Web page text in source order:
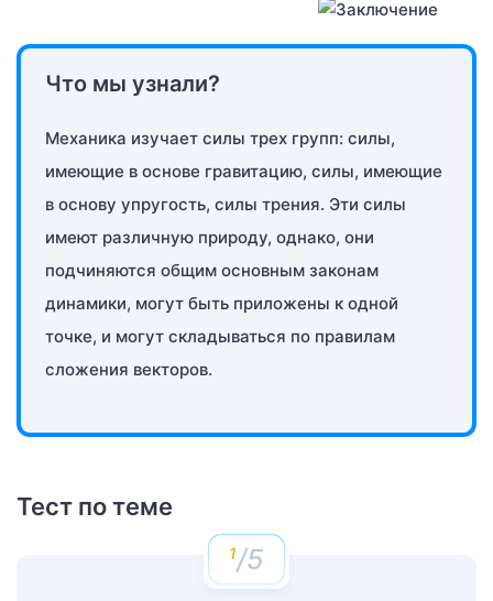
Что мы узнали?
Механика изучает силы трех групп: силы,
имеющие в основе гравитацию, силы, имеющие
в основу упругость, силы трения. Эти силы
имеют различную природу, однако, они
подчиняются общим основным законам
динамики, могут быть приложены к одной
точке, и могут складываться по правилам
сложения векторов.
Тест по теме
/5